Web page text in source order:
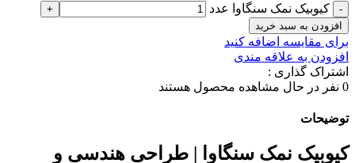
کیوبیک نمک سنگاوا عدد
افزودن به سبد خرید
برای مقایسه اضافه کنید
افزودن به علاقه مندی
اشتراک گذاری :
0 نفر در حال مشاهده محصول هستند
توضیحات
کیوبیک نمک سنگاوا | طراحی هندسی و